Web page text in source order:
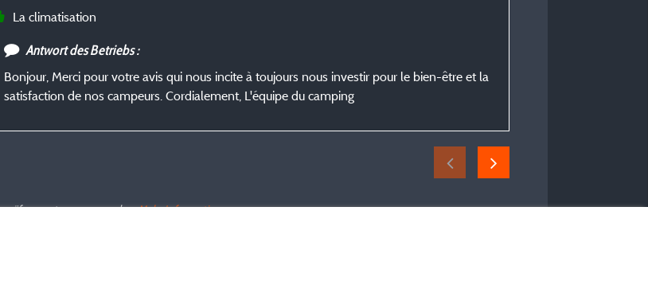
La climatisation
Antwort des Betriebs :
Bonjour, Merci pour votre avis qui nous incite à toujours nous investir pour le bien-être et la
satisfaction de nos campeurs. Cordialement, L'équipe du camping
unterzogen wurden.Mehr Informationen